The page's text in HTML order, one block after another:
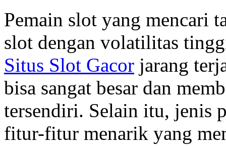
Pemain slot yang mencari
slot dengan volatilitas
Situs Slot Gacor jarang
bisa sangat besar dan
tersendiri. Selain itu, jenis
fitur-fitur menarik yang